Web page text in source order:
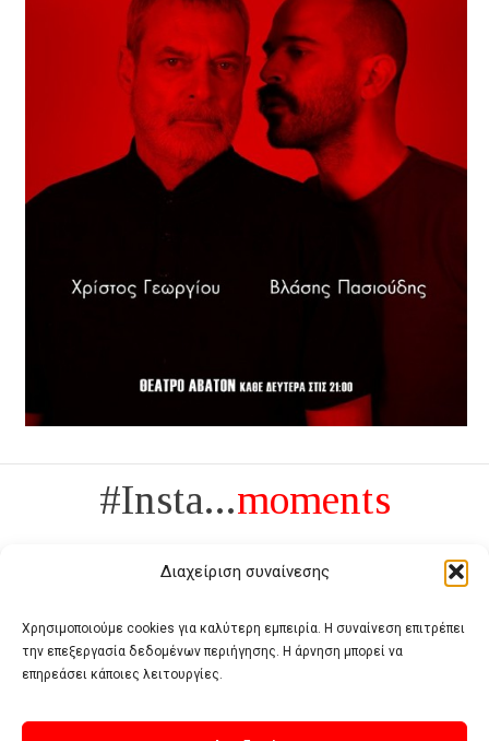
Διαχείριση συναίνεσης
Χρησιμοποιούμε cookies για καλύτερη εμπειρία. Η συναίνεση επιτρέπει
την επεξεργασία δεδομένων περιήγησης. Η άρνηση μπορεί να
επηρεάσει κάποιες λειτουργίες.
#Insta...moments
Πολυτέλεια δεν είναι το αντίθετο της ανέχειας, είναι το αντίθετο της